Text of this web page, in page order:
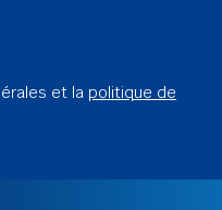
et la politique de